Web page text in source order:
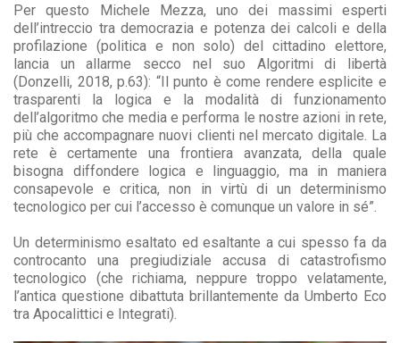
Per questo Michele Mezza, uno dei massimi esperti
dell’intreccio tra democrazia e potenza dei calcoli e della
profilazione (politica e non solo) del cittadino elettore,
lancia un allarme secco nel suo Algoritmi di libertà
(Donzelli, 2018, p.63): “Il punto è come rendere esplicite e
trasparenti la logica e la modalità di funzionamento
dell’algoritmo che media e performa le nostre azioni in rete,
più che accompagnare nuovi clienti nel mercato digitale. La
rete è certamente una frontiera avanzata, della quale
bisogna diffondere logica e linguaggio, ma in maniera
consapevole e critica, non in virtù di un determinismo
tecnologico per cui l’accesso è comunque un valore in sé”.
Un determinismo esaltato ed esaltante a cui spesso fa da
controcanto una pregiudiziale accusa di catastrofismo
tecnologico (che richiama, neppure troppo velatamente,
l’antica questione dibattuta brillantemente da Umberto Eco
tra Apocalittici e Integrati).